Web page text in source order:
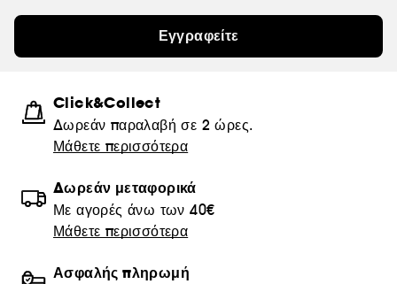
Εγγραφείτε
Click&Collect
Δωρεάν παραλαβή σε 2 ώρες.
Μάθετε περισσότερα
Δωρεάν μεταφορικά
Με αγορές άνω των 40€
Μάθετε περισσότερα
Ασφαλής πληρωμή